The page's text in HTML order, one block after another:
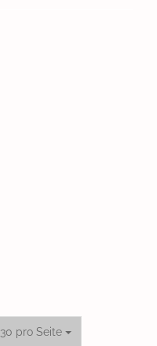
30 pro Seite
pro Seite